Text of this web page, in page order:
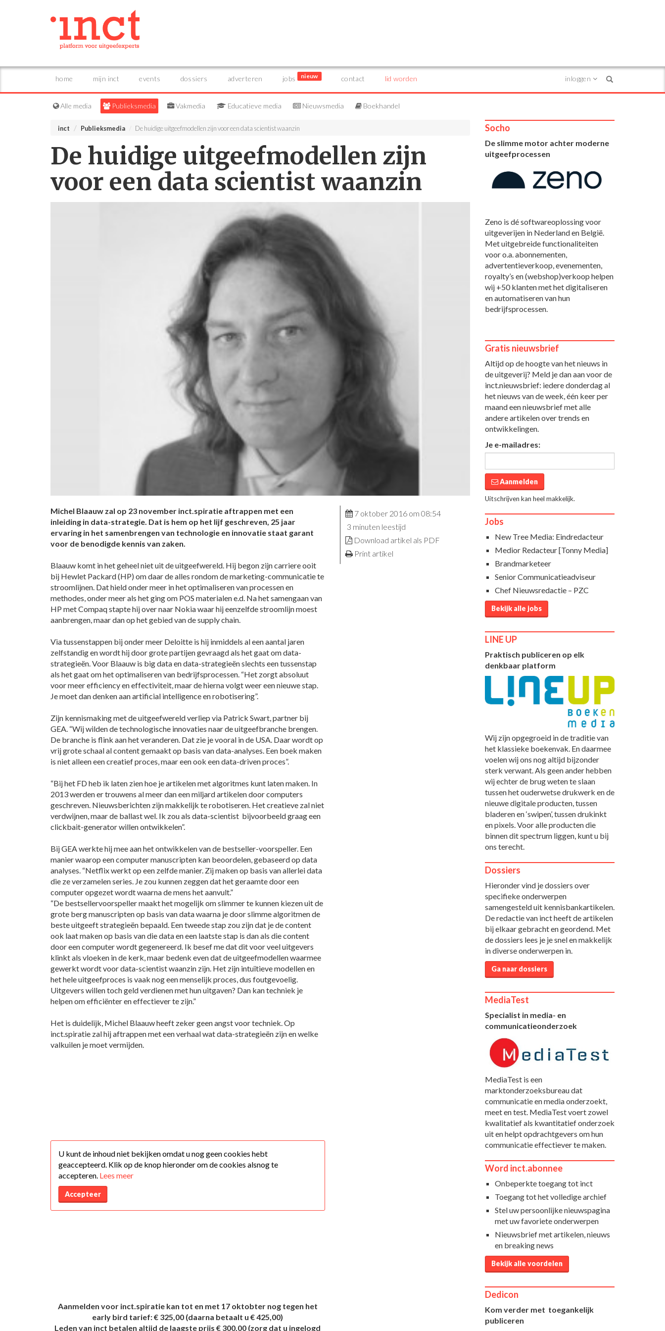
home mijn inct events dossiers adverteren jobs nieuw contact lid worden inloggen
Alle media Publieksmedia Vakmedia Educatieve media Nieuwsmedia Boekhandel
inct Publieksmedia De huidige uitgeefmodellen zijn voor een data scientist waanzin
De huidige uitgeefmodellen zijn
voor een data scientist waanzin
Michel Blaauw zal op 23 november inct.spiratie aftrappen met een
inleiding in data-strategie. Dat is hem op het lijf geschreven, 25 jaar
ervaring in het samenbrengen van technologie en innovatie staat garant
voor de benodigde kennis van zaken.
Blaauw komt in het geheel niet uit de uitgeefwereld. Hij begon zijn carriere ooit
bij Hewlet Packard (HP) om daar de alles rondom de marketing-communicatie te
stroomlijnen. Dat hield onder meer in het optimaliseren van processen en
methodes, onder meer als het ging om POS materialen e.d. Na het samengaan van
HP met Compaq stapte hij over naar Nokia waar hij eenzelfde stroomlijn moest
aanbrengen, maar dan op het gebied van de supply chain.
Via tussenstappen bij onder meer Deloitte is hij inmiddels al een aantal jaren
zelfstandig en wordt hij door grote partijen gevraagd als het gaat om data-
strategieën. Voor Blaauw is big data en data-strategieën slechts een tussenstap
als het gaat om het optimaliseren van bedrijfsprocessen. “Het zorgt absoluut
voor meer efficiency en effectiviteit, maar de hierna volgt weer een nieuwe stap.
Je moet dan denken aan artificial intelligence en robotisering”.
Zijn kennismaking met de uitgeefwereld verliep via Patrick Swart, partner bij
GEA. “Wij wilden de technologische innovaties naar de uitgeefbranche brengen.
De branche is flink aan het veranderen. Dat zie je vooral in de USA. Daar wordt op
vrij grote schaal al content gemaakt op basis van data-analyses. Een boek maken
is niet alleen een creatief proces, maar een ook een data-driven proces”.
“Bij het FD heb ik laten zien hoe je artikelen met algoritmes kunt laten maken. In
2013 werden er trouwens al meer dan een miljard artikelen door computers
geschreven. Nieuwsberichten zijn makkelijk te robotiseren. Het creatieve zal niet
verdwijnen, maar de ballast wel. Ik zou als data-scientist bijvoorbeeld graag een
clickbait-generator willen ontwikkelen”.
Bij GEA werkte hij mee aan het ontwikkelen van de bestseller-voorspeller. Een
manier waarop een computer manuscripten kan beoordelen, gebaseerd op data
analyses. “Netflix werkt op een zelfde manier. Zij maken op basis van allerlei data
die ze verzamelen series. Je zou kunnen zeggen dat het geraamte door een
computer opgezet wordt waarna de mens het aanvult.”
“De bestsellervoorspeller maakt het mogelijk om slimmer te kunnen kiezen uit de
grote berg manuscripten op basis van data waarna je door slimme algoritmen de
beste uitgeeft strategieën bepaald. Een tweede stap zou zijn dat je de content
ook laat maken op basis van die data en een laatste stap is dan als die content
door een computer wordt gegenereerd. Ik besef me dat dit voor veel uitgevers
klinkt als vloeken in de kerk, maar bedenk even dat de uitgeefmodellen waarmee
gewerkt wordt voor data-scientist waanzin zijn. Het zijn intuïtieve modellen en
het hele uitgeefproces is vaak nog een menselijk proces, dus foutgevoelig.
Uitgevers willen toch geld verdienen met hun uitgaven? Dan kan techniek je
helpen om efficiënter en effectiever te zijn.”
Het is duidelijk, Michel Blaauw heeft zeker geen angst voor techniek. Op
inct.spiratie zal hij aftrappen met een verhaal wat data-strategieën zijn en welke
valkuilen je moet vermijden.
U kunt de inhoud niet bekijken omdat u nog geen cookies hebt
geaccepteerd. Klik op de knop hieronder om de cookies alsnog te
accepteren. Lees meer
Accepteer
Aanmelden voor inct.spiratie kan tot en met 17 oktobter nog tegen het
early bird tarief: € 325,00 (daarna betaalt u € 425,00)
Leden van inct betalen altijd de laagste prijs € 300,00 (zorg dat u ingelogd
7 oktober 2016 om 08:54
3 minuten leestijd
Download artikel als PDF
Print artikel
Socho
De slimme motor achter moderne
uitgeefprocessen
Zeno is dé softwareoplossing voor
uitgeverijen in Nederland en België.
Met uitgebreide functionaliteiten
voor o.a. abonnementen,
advertentieverkoop, evenementen,
royalty’s en (webshop)verkoop helpen
wij +50 klanten met het digitaliseren
en automatiseren van hun
bedrijfsprocessen.
Gratis nieuwsbrief
Altijd op de hoogte van het nieuws in
de uitgeverij? Meld je dan aan voor de
inct.nieuwsbrief: iedere donderdag al
het nieuws van de week, één keer per
maand een nieuwsbrief met alle
andere artikelen over trends en
ontwikkelingen.
Je e-mailadres:
Aanmelden
Uitschrijven kan heel makkelijk.
Jobs
New Tree Media: Eindredacteur
Medior Redacteur [Tonny Media]
Brandmarketeer
Senior Communicatieadviseur
Chef Nieuwsredactie – PZC
Bekijk alle jobs
LINE UP
Praktisch publiceren op elk
denkbaar platform
Wij zijn opgegroeid in de traditie van
het klassieke boekenvak. En daarmee
voelen wij ons nog altijd bijzonder
sterk verwant. Als geen ander hebben
wij echter de brug weten te slaan
tussen het ouderwetse drukwerk en de
nieuwe digitale producten, tussen
bladeren en ‘swipen’, tussen drukinkt
en pixels. Voor alle producten die
binnen dit spectrum liggen, kunt u bij
ons terecht.
Dossiers
Hieronder vind je dossiers over
specifieke onderwerpen
samengesteld uit kennisbankartikelen.
De redactie van inct heeft de artikelen
bij elkaar gebracht en geordend. Met
de dossiers lees je je snel en makkelijk
in diverse onderwerpen in.
Ga naar dossiers
MediaTest
Specialist in media- en
communicatieonderzoek
MediaTest is een
marktonderzoeksbureau dat
communicatie en media onderzoekt,
meet en test. MediaTest voert zowel
kwalitatief als kwantitatief onderzoek
uit en helpt opdrachtgevers om hun
communicatie effectiever te maken.
Word inct.abonnee
Onbeperkte toegang tot inct
Toegang tot het volledige archief
Stel uw persoonlijke nieuwspagina
met uw favoriete onderwerpen
Nieuwsbrief met artikelen, nieuws
en breaking news
Bekijk alle voordelen
Dedicon
Kom verder met toegankelijk
publiceren